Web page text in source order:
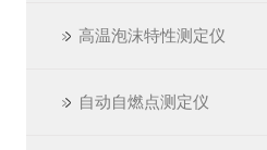
高温泡沫特性测定仪
自动自燃点测定仪